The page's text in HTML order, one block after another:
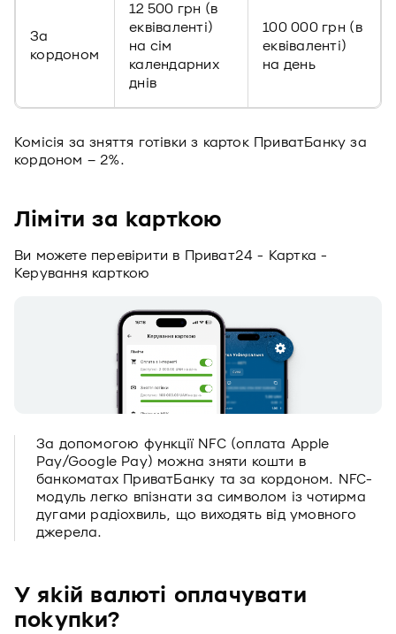
За
кордоном
12 500 грн (в
еквіваленті)
на сім
календарних
днів
100 000 грн (в
еквіваленті)
на день
Комісія за зняття готівки з карток ПриватБанку за
кордоном – 2%.
Ліміти за карткою
Ви можете перевірити в Приват24 - Картка -
Керування карткою
За допомогою функції NFC (оплата Apple
Pay/Google Pay) можна зняти кошти в
банкоматах ПриватБанку та за кордоном. NFC-
модуль легко впізнати за символом із чотирма
дугами радіохвиль, що виходять від умовного
джерела.
У якій валюті оплачувати
покупки?